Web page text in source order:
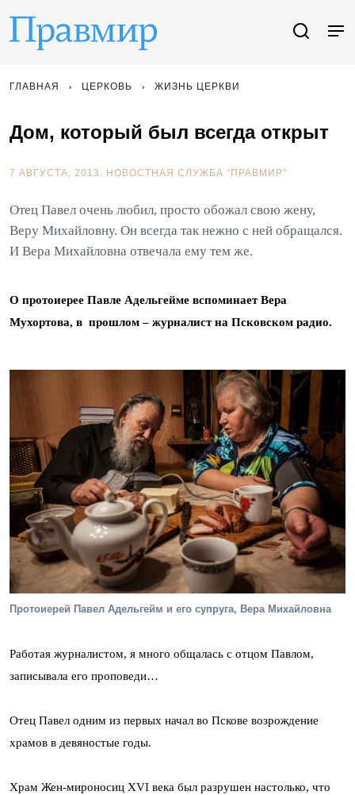
ГЛАВНАЯ ЦЕРКОВЬ ЖИЗНЬ ЦЕРКВИ
Дом, который был всегда открыт
7 АВГУСТА, 2013. НОВОСТНАЯ СЛУЖБА "ПРАВМИР"
Отец Павел очень любил, просто обожал свою жену,
Веру Михайловну. Он всегда так нежно с ней обращался.
И Вера Михайловна отвечала ему тем же.
О протоиерее Павле Адельгейме вспоминает Вера
Мухортова, в прошлом – журналист на Псковском радио.
Протоиерей Павел Адельгейм и его супруга, Вера Михайловна
Работая журналистом, я много общалась с отцом Павлом,
записывала его проповеди…
Отец Павел одним из первых начал во Пскове возрождение
храмов в девяностые годы.
Храм Жен-мироносиц XVI века был разрушен настолько, что